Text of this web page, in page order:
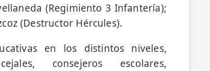
(Regimiento 3 Infantería);
(Destructor Hércules).
en los distintos niveles,
consejeros escolares,